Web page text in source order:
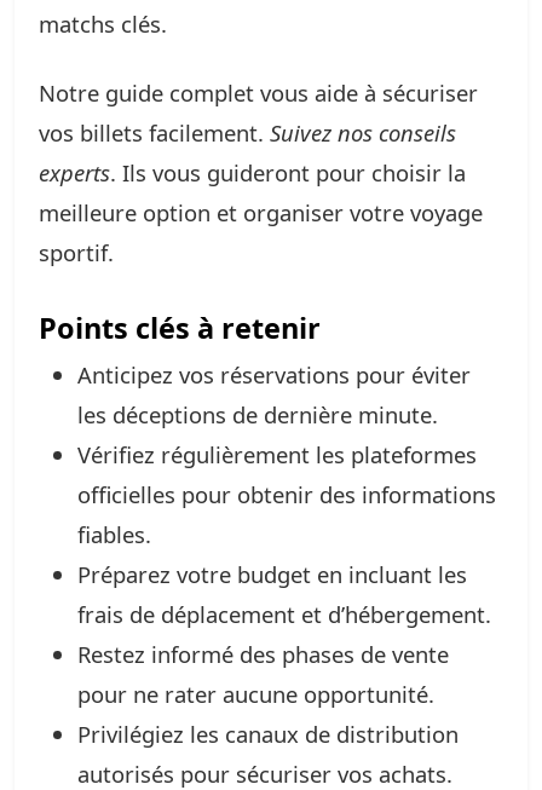
matchs clés.
Notre guide complet vous aide à sécuriser
vos billets facilement. Suivez nos conseils
experts. Ils vous guideront pour choisir la
meilleure option et organiser votre voyage
sportif.
Points clés à retenir
Anticipez vos réservations pour éviter
les déceptions de dernière minute.
Vérifiez régulièrement les plateformes
officielles pour obtenir des informations
fiables.
Préparez votre budget en incluant les
frais de déplacement et d’hébergement.
Restez informé des phases de vente
pour ne rater aucune opportunité.
Privilégiez les canaux de distribution
autorisés pour sécuriser vos achats.